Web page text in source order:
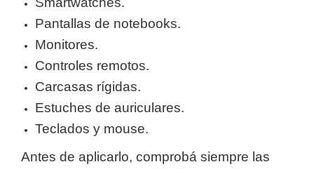
Pantallas de notebooks.
Monitores.
Controles remotos.
Carcasas rígidas.
Estuches de auriculares.
Teclados y mouse.
Antes de aplicarlo, comprobá siempre las